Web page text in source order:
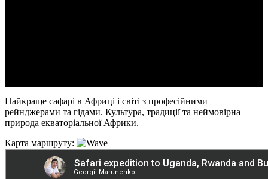
Найкраще сафарі в Африці і світі з професійними
рейнджерами та гідами. Культура, традиції та неймовірна
природа екваторіальної Африки.
Карта маршруту: